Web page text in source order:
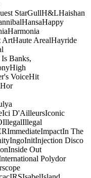
StarGullH&LHaishan
HansaHappy
Harmonia
ArtHaute ArealHayride
Banks,
High
VoiceHit
Hor
Ici D'AilleursIconic
IllegalIllegal
ImmediateImpactIn The
IngoInitInjection Disco
Inside Out
Polydor